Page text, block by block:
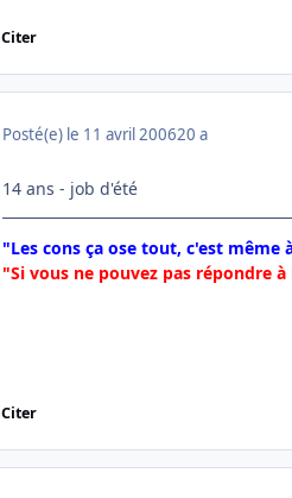
Citer
Posté(e) le 11 avril 200620 a
14 ans - job d'été
"Les cons ça ose tout, c'est même
"Si vous ne pouvez pas répondre
Citer